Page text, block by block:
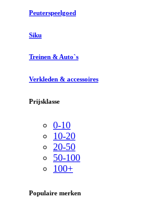
Peuterspeelgoed
Siku
Treinen & Auto`s
Verkleden & accessoires
Prijsklasse
0-10
10-20
20-50
50-100
100+
Populaire merken